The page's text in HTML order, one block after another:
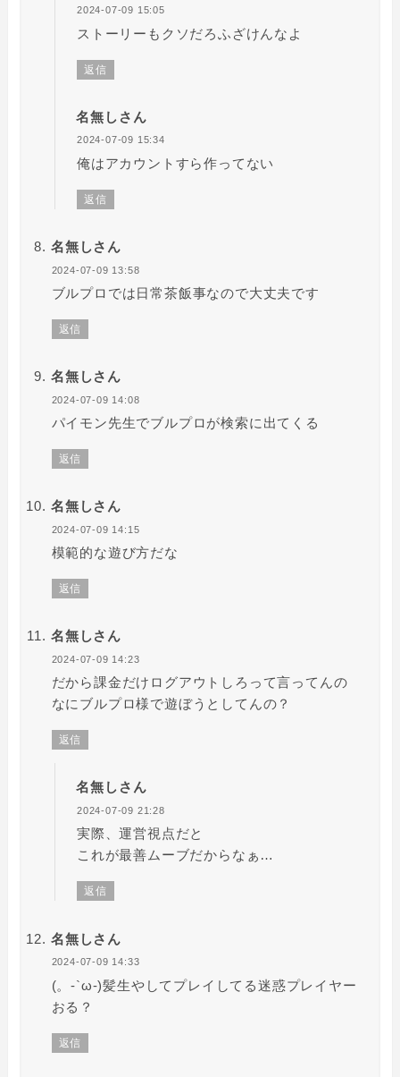
2024-07-09 15:05
ストーリーもクソだろふざけんなよ
返信
名無しさん
2024-07-09 15:34
俺はアカウントすら作ってない
返信
名無しさん
2024-07-09 13:58
ブルプロでは日常茶飯事なので大丈夫です
返信
名無しさん
2024-07-09 14:08
パイモン先生でブルプロが検索に出てくる
返信
名無しさん
2024-07-09 14:15
模範的な遊び方だな
返信
名無しさん
2024-07-09 14:23
だから課金だけログアウトしろって言ってんの
なにブルプロ様で遊ぼうとしてんの？
返信
名無しさん
2024-07-09 21:28
実際、運営視点だと
これが最善ムーブだからなぁ…
返信
名無しさん
2024-07-09 14:33
(。-`ω-)髪生やしてプレイしてる迷惑プレイヤー
おる？
返信